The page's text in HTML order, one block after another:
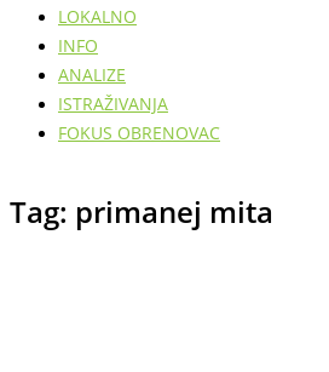
LOKALNO
INFO
ANALIZE
ISTRAŽIVANJA
FOKUS OBRENOVAC
Tag: primanej mita